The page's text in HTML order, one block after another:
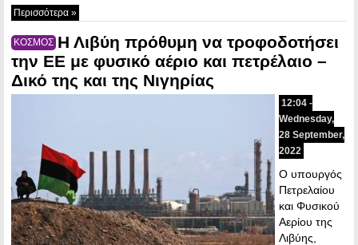
Περισσότερα »
ΚΟΣΜΟΣ Η Λιβύη πρόθυμη να τροφοδοτήσει
την ΕΕ με φυσικό αέριο και πετρέλαιο –
Δικό της και της Νιγηρίας
12:04 -
Wednesday,
28 September,
2022
Ο υπουργός
Πετρελαίου
και Φυσικού
Αερίου της
Λιβύης,